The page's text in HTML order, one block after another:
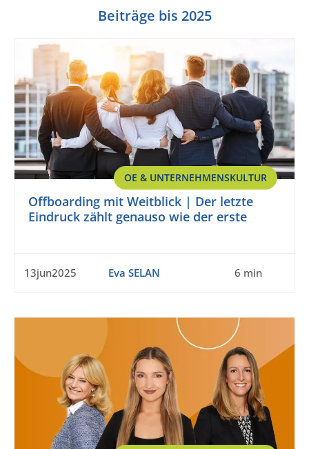
Beiträge bis 2025
OE & UNTERNEHMENSKULTUR
Offboarding mit Weitblick | Der letzte
Eindruck zählt genauso wie der erste
13jun2025 Eva SELAN 6 min